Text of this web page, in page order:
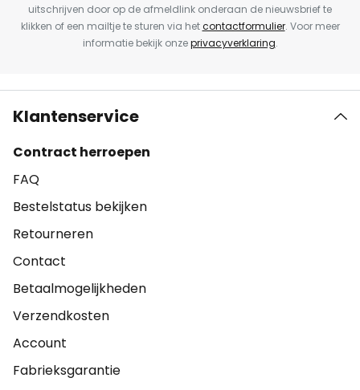
uitschrijven door op de afmeldlink onderaan de nieuwsbrief te
klikken of een mailtje te sturen via hetcontactformulier. Voor meer
informatie bekijk onzeprivacyverklaring.
Klantenservice
Contract herroepen
FAQ
Bestelstatus bekijken
Retourneren
Contact
Betaalmogelijkheden
Verzendkosten
Account
Fabrieksgarantie